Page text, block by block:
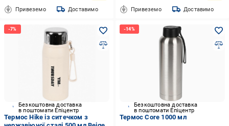
Привеземо Доставимо Привеземо Доставимо
Безкоштовна доставка
в поштомати Епіцентр
Термос Hike із ситечком з
Безкоштовна доставка
в поштомати Епіцентр
Термос Core 1000 мл